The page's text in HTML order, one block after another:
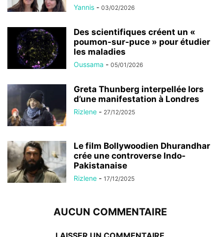
Yannis - 03/02/2026
Des scientifiques créent un «
poumon-sur-puce » pour étudier
les maladies
Oussama - 05/01/2026
Greta Thunberg interpellée lors
d’une manifestation à Londres
Rizlene - 27/12/2025
Le film Bollywoodien Dhurandhar
crée une controverse Indo-
Pakistanaise
Rizlene - 17/12/2025
AUCUN COMMENTAIRE